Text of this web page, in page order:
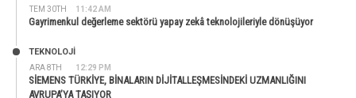
TEM 30TH 11:42 AM
Gayrimenkul değerleme sektörü yapay zekâ teknolojileriyle dönüşüyor
ARA 8TH 12:29 PM
TEKNOLOJİ
SİEMENS TÜRKİYE, BİNALARIN DİJİTALLEŞMESİNDEKİ UZMANLIĞINI
AVRUPA’YA TAŞIYOR